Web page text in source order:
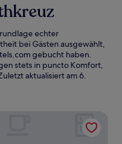
echter
bei Gästen ausgewählt,
gebucht haben.
stets in puncto Komfort,
aktualisiert am6.